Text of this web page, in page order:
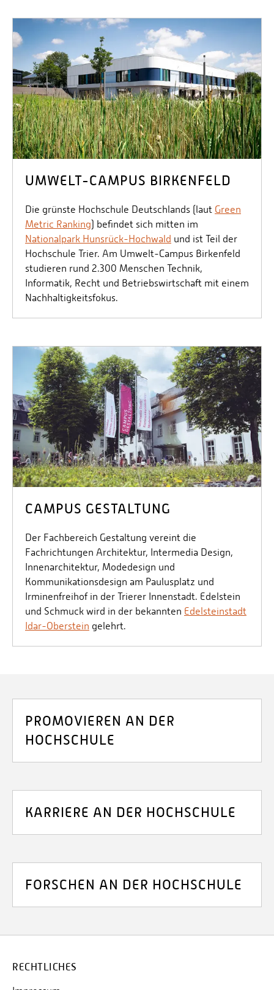
UMWELT-CAMPUS BIRKENFELD
Die grünste Hochschule Deutschlands (laut Green
Metric Ranking) befindet sich mitten im
Nationalpark Hunsrück-Hochwald und ist Teil der
Hochschule Trier. Am Umwelt-Campus Birkenfeld
studieren rund 2.300 Menschen Technik,
Informatik, Recht und Betriebswirtschaft mit einem
Nachhaltigkeitsfokus.
CAMPUS GESTALTUNG
Der Fachbereich Gestaltung vereint die
Fachrichtungen Architektur, Intermedia Design,
Innenarchitektur, Modedesign und
Kommunikationsdesign am Paulusplatz und
Irminenfreihof in der Trierer Innenstadt. Edelstein
und Schmuck wird in der bekannten Edelsteinstadt
Idar-Oberstein gelehrt.
PROMOVIEREN AN DER
HOCHSCHULE
KARRIERE AN DER HOCHSCHULE
FORSCHEN AN DER HOCHSCHULE
RECHTLICHES